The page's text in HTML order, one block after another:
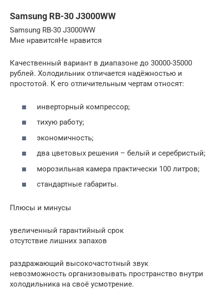
Samsung RB-30 J3000WW
Samsung RB-30 J3000WW
Мне нравитсяНе нравится
Качественный вариант в диапазоне до 30000-35000
рублей. Холодильник отличается надёжностью и
простотой. К его отличительным чертам относят:
инверторный компрессор;
тихую работу;
экономичность;
два цветовых решения – белый и серебристый;
морозильная камера практически 100 литров;
стандартные габариты.
Плюсы и минусы
увеличенный гарантийный срок
отсутствие лишних запахов
раздражающий высокочастотный звук
невозможность организовывать пространство внутри
холодильника на своё усмотрение.